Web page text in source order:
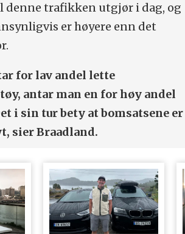
denne trafikken utgjør i dag, og
er høyere enn det
for lav andel lette
antar man en for høy andel
i sin tur bety at bomsatsene er
sier Braadland.